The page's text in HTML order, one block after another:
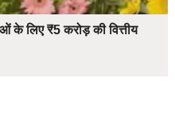
के लिए ₹5 करोड़ की वित्तीय